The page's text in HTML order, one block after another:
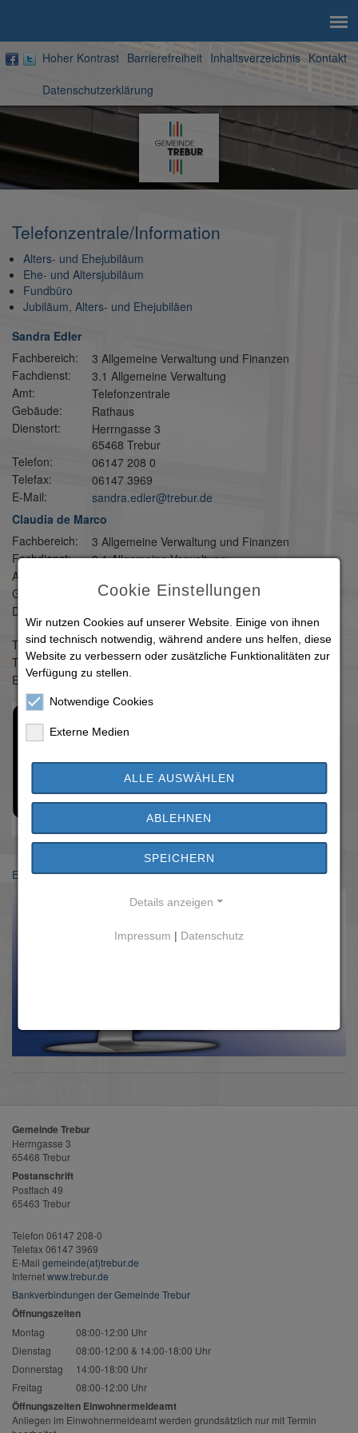
Hoher Kontrast Barrierefreiheit Inhaltsverzeichnis Kontakt
Datenschutzerklärung
Zur
Startseite
Telefonzentrale/Information
Alters- und Ehejubiläum
Ehe- und Altersjubiläum
Fundbüro
Jubiläum, Alters- und Ehejubiläen
Sandra Edler
Fachbereich:
3 Allgemeine Verwaltung und Finanzen
Fachdienst:
3.1 Allgemeine Verwaltung
Amt:
Telefonzentrale
Gebäude:
Rathaus
Dienstort:
Herrngasse 3
65468 Trebur
Telefon:
06147 208 0
Telefax:
06147 3969
E-Mail:
sandra.edler@trebur.de
Claudia de Marco
Fachbereich:
3 Allgemeine Verwaltung und Finanzen
Fachdienst:
3.1 Allgemeine Verwaltung
Amt:
Gebäude:
Rathaus
Dienstort:
65468 Trebur
Telefon:
06147 208 0
Telefax:
06147 3969
E-Mail:
Claudia.DeMarco@trebur.de
Einwohnermeldeamt
Gemeinde Trebur
Herrngasse 3
65468 Trebur
Postanschrift
Postfach 49
65463 Trebur
Telefon 06147 208-0
Telefax 06147 3969
E-Mail gemeinde(at)trebur.de
Internetwww.trebur.de
Bankverbindungen der Gemeinde Trebur
Öffnungszeiten
Montag
08:00-12:00 Uhr
Dienstag
08:00-12:00 & 14:00-18:00 Uhr
Donnerstag
14:00-18:00 Uhr
Freitag
08:00-12:00 Uhr
Öffnungszeiten Einwohnermeldeamt
Anliegen im Einwohnermeldeamt werden grundsätzlich nur mit Termin
Cookie Einstellungen
Wir nutzen Cookies auf unserer Website. Einige von ihnen
sind technisch notwendig, während andere uns helfen, diese
Website zu verbessern oder zusätzliche Funktionalitäten zur
Verfügung zu stellen.
Notwendige Cookies
Externe Medien
ALLE AUSWÄHLEN
ABLEHNEN
SPEICHERN
Details anzeigen
Impressum | Datenschutz